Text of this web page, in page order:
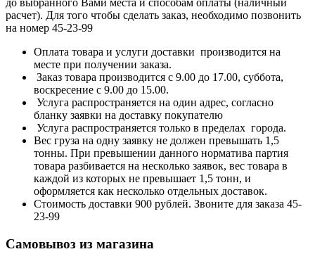
расчет). Для того чтобы сделать заказ, необходимо позвонить
на номер 45-23-99
Оплата товара и услуги доставки производится на
месте при получении заказа.
Заказ товара производится с 9.00 до 17.00, суббота,
воскресение с 9.00 до 15.00.
Услуга распространяется на один адрес, согласно
бланку заявки на доставку покупателю
Услуга распространяется только в пределах города.
Вес груза на одну заявку не должен превышать 1,5
тонны. При превышении данного норматива партия
товара разбивается на несколько заявок, вес товара в
каждой из которых не превышает 1,5 тонн, и
оформляется как несколько отдельных доставок.
Стоимость доставки 900 рублей. Звоните для заказа 45-
23-99
Самовывоз из магазина